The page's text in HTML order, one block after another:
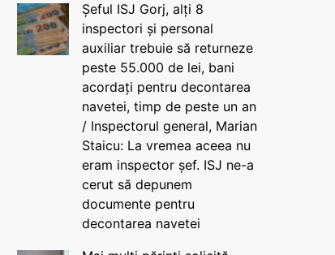
Șeful ISJ Gorj, alți 8
inspectori și personal
auxiliar trebuie să returneze
peste 55.000 de lei, bani
acordați pentru decontarea
navetei, timp de peste un an
/ Inspectorul general, Marian
Staicu: La vremea aceea nu
eram inspector șef. ISJ ne-a
cerut să depunem
documente pentru
decontarea navetei